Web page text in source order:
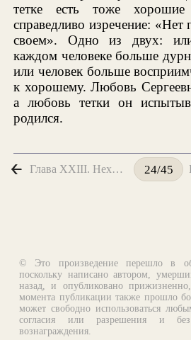
тетке есть тоже хорошие
справедливо изречение: «Нет
своем». Одно из двух:
каждом человеке больше
или человек больше
к хорошему. Любовь
а любовь тетки он
родился.
Глава XXIII. Нехлюдовы 24/45
© Это произведение перешло в
поскольку написано автором,
назад, и опубликовано
момента публикации также прошло
может свободно использоваться
согласия или разрешения и без
вознаграждения.